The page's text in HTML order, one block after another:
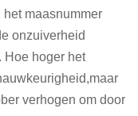
het maasnummer
onzuiverheid
Hoe hoger het
verhogen om door